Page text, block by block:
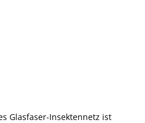
Glasfaser-Insektennetz ist